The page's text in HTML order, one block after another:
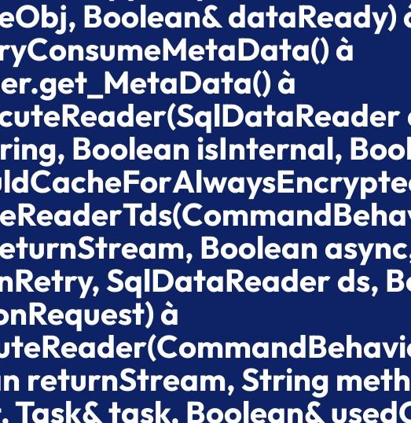
Boolean& dataReady)
à
à
Boolean isInternal,
Boolean
SqlDataReader ds,
à
returnStream, String
task, Boolean&